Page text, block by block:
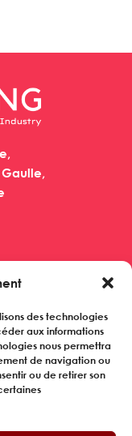
des technologies
aux informations
nous permettra
de navigation ou
ou de retirer son
Gaulle,